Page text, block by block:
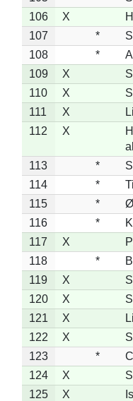
106
X
107
*
108
*
109
X
110
X
111
X
112
X
113
*
114
*
115
*
116
*
117
X
118
*
119
X
120
X
121
X
122
X
123
*
124
X
125
X